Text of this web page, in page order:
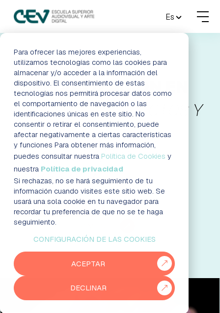
Para ofrecer las mejores experiencias,
utilizamos tecnologías como las cookies para
almacenar y/o acceder a la información del
dispositivo. El consentimiento de estas
tecnologías nos permitirá procesar datos como
el comportamiento de navegación o las
identificaciones únicas en este sitio. No
consentir o retirar el consentimiento, puede
afectar negativamente a ciertas características
y funciones Para obtener más información,
puedes consultar nuestra Política de Cookies y
nuestra Política de privacidad
Si rechazas, no se hará seguimiento de tu
información cuando visites este sitio web. Se
usará una sola cookie en tu navegador para
recordar tu preferencia de que no se te haga
seguimiento.
CONFIGURACIÓN DE LAS COOKIES
ACEPTAR
DECLINAR
MENU
FORMACIONES
ADMISIONES
ACTUALIDAD
ESCUELA
CONTACTO
RESERVAR PLAZA VISITAR ESCUELA
BLOG
EMPRESAS
PARTNERS
931 76 23 43
Es
CURSO DE
ESPECIALIZACIÓN EN
HOUDINI PARA EFECTOS Y
ENTORNOS
PROCEDURALES
BARCELONA
RESERVAR PLAZA
SOLICITA ASESORAMIENTO